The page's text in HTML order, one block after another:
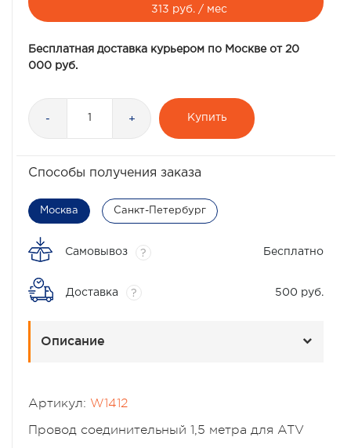
313 руб. / мес
Бесплатная доставка курьером по Москве от 20
000 руб.
- + Купить
Способы получения заказа
Москва Санкт-Петербург
Самовывоз ? Бесплатно
Доставка ? 500 руб.
Описание
Артикул: W1412
Провод соединительный 1,5 метра для ATV